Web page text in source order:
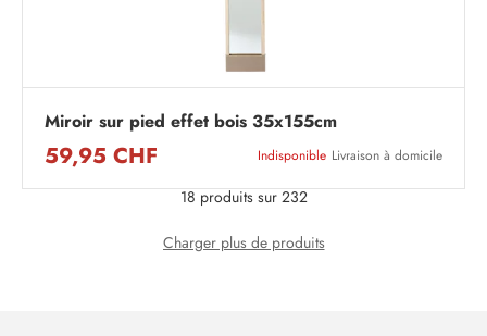
Miroir sur pied effet bois 35x155cm
59,95 CHF Indisponible Livraison à domicile
18 produits sur 232
Charger plus de produits